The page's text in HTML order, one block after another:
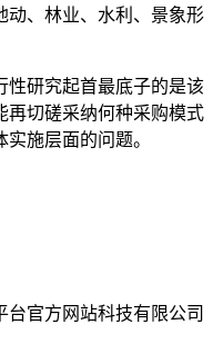
动、林业、水利、景象形
研究起首最底子的是该
再切磋采纳何种采购模式
施层面的问题。
台官方网站科技有限公司